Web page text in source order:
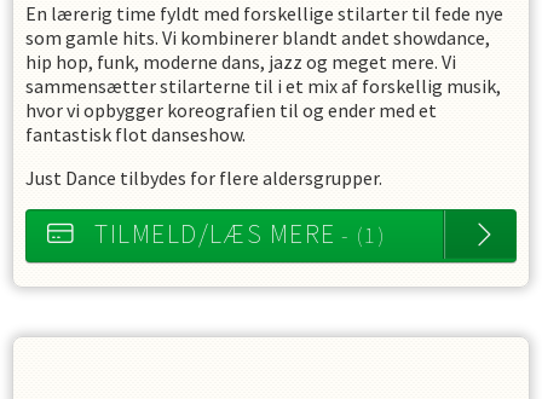
En lærerig time fyldt med forskellige stilarter til fede nye
som gamle hits. Vi kombinerer blandt andet showdance,
hip hop, funk, moderne dans, jazz og meget mere. Vi
sammensætter stilarterne til i et mix af forskellig musik,
hvor vi opbygger koreografien til og ender med et
fantastisk flot danseshow.
Just Dance tilbydes for flere aldersgrupper.
TILMELD/LÆS MERE - (1)